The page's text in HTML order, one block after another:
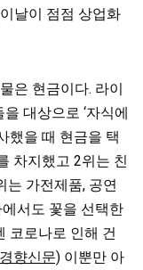
날이 점점 상업화
은 현금이다. 라이
대상으로 ‘자식에
했을 때 현금을 택
차지했고 2위는 친
는 가전제품, 공연
서도 꽃을 선택한
코로나로 인해 건
향신문) 이뿐만 아